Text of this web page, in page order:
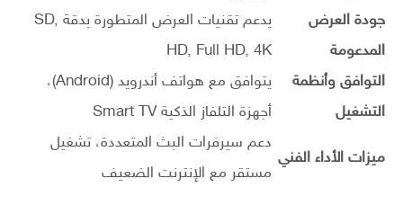
جودة العرض
المدعومة
يدعم تقنيات العرض المتطورة بدقة SD,
HD, Full HD, 4K
التوافق وأنظمة
التشغيل
يتوافق مع هواتف أندرويد (Android)،
أجهزة التلفاز الذكية Smart TV
ميزات الأداء الفني
دعم سيرفرات البث المتعددة، تشغيل
مستقر مع الإنترنت الضعيف